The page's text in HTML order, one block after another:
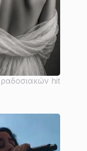
hit